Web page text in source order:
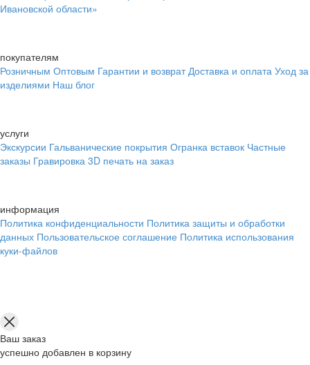
Ивановской области»
покупателям
Розничным Оптовым Гарантии и возврат Доставка и оплата Уход за
изделиями Наш блог
услуги
Экскурсии Гальванические покрытия Огранка вставок Частные
заказы Гравировка 3D печать на заказ
информация
Политика конфиденциальности Политика защиты и обработки
данных Пользовательское соглашение Политика использования
куки-файлов
Ваш заказ
успешно добавлен в корзину